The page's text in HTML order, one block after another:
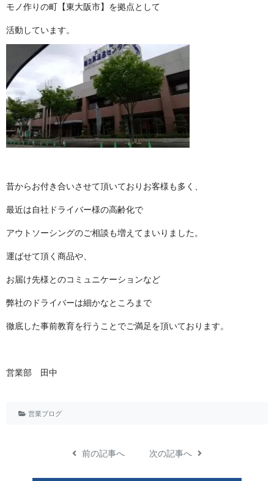
モノ作りの町【東大阪市】を拠 点 と し て
活動して い ま す 。
昔からお付き合いさせて頂いておりお客様 も 多 く 、
最近は自社ドライバー様の 高 齢 化 で
アウトソーシングのご相談も増えてまいり ま し た 。
運ばせて頂く 商 品 や 、
お届け先様とのコミュニケーシ ョ ン な ど
弊社のドライバーは細かなと こ ろ ま で
徹底した事前教育を行うことでご満足を頂いてお り ま す 。
営業 部 田 中
営業ブログ
前の記事へ 次の記事へ